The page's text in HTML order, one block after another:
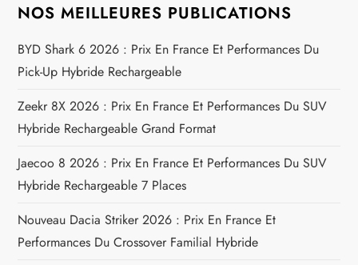
t
i
o
n
d
e
l
NOS MEILLEURES PUBLICATIONS
BYD Shark 6 2026 : Prix En France Et Performances Du
Pick-Up Hybride Rechargeable
Zeekr 8X 2026 : Prix En France Et Performances Du SUV
Hybride Rechargeable Grand Format
Jaecoo 8 2026 : Prix En France Et Performances Du SUV
Hybride Rechargeable 7 Places
Nouveau Dacia Striker 2026 : Prix En France Et
Performances Du Crossover Familial Hybride